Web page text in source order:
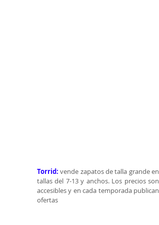
Torrid: vende zapatos de talla grande en
tallas del 7-13 y anchos. Los precios son
accesibles y en cada temporada publican
ofertas